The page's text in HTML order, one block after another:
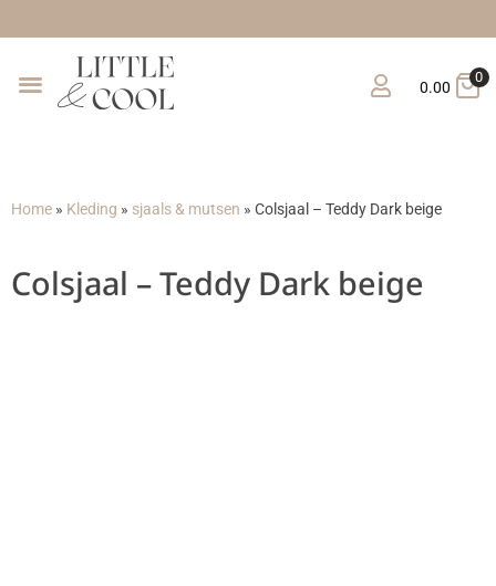
0.00
0
Home » Kleding » sjaals & mutsen » Colsjaal – Teddy Dark beige
Colsjaal – Teddy Dark beige